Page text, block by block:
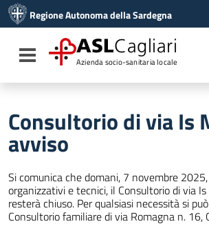
Vai al menu di navigazione
Vai al footer
Regione Autonoma della Sardegna
Toggle navigation
ASLCagliari
Azienda socio-sanitaria locale
Consultorio di via Is
avviso
Si comunica che domani, 7 novembre
organizzativi e tecnici, il Consultorio di via Is
resterà chiuso. Per qualsiasi necessità si
Consultorio familiare di via Romagna n. 16,